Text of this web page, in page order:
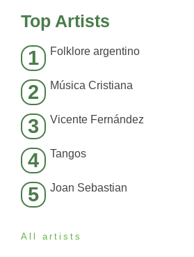
Top Artists
1 Folklore argentino
2 Música Cristiana
3 Vicente Fernández
4 Tangos
5 Joan Sebastian
All artists